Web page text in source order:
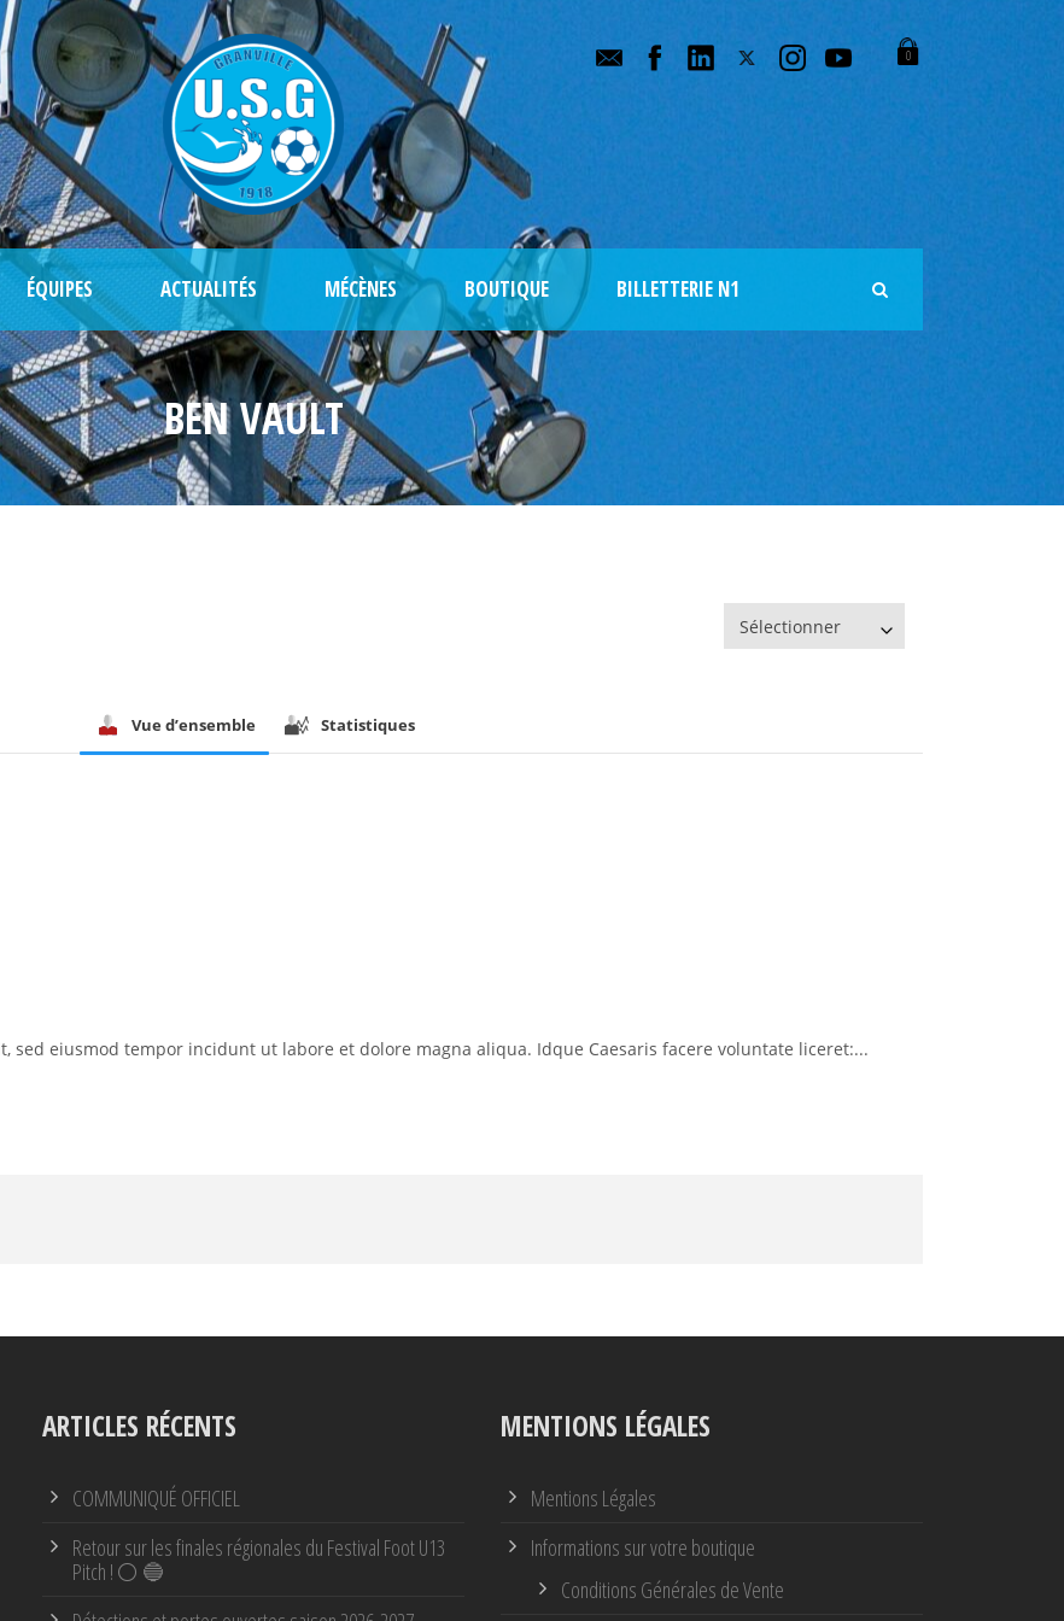
0
ÉQUIPES ACTUALITÉS MÉCÈNES BOUTIQUE BILLETTERIE N1
BEN VAULT
Sélectionner
Vue d’ensemble Statistiques
sed eiusmod tempor incidunt ut labore et dolore magna aliqua. Idque Caesaris facere voluntate liceret:...
ARTICLES RÉCENTS
COMMUNIQUÉ OFFICIEL
Retour sur les finales régionales du Festival Foot U13
Pitch ! ⚪ 🔵
MENTIONS LÉGALES
Mentions Légales
Informations sur votre boutique
Conditions Générales de Vente